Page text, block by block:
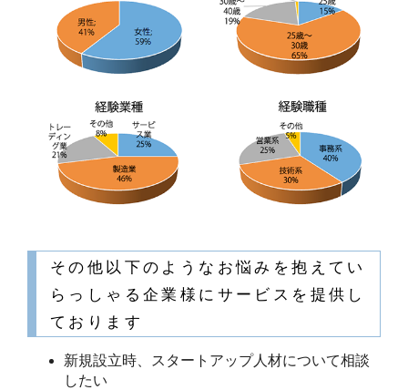
その他以下のようなお悩みを抱えてい
らっしゃる企業様にサービスを提供し
ております
新規設立時、スタートアップ人材について相談
したい